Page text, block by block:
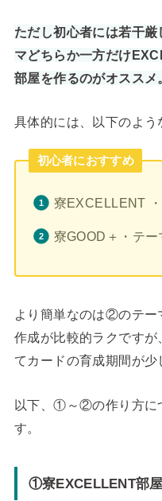
ただし初心者には若干
マどちらか一方だけ
部屋を作るのがオススメ
具体的には、以下のよう
初心者におすすめ
寮EXCELLENT
寮GOOD＋・テ
より簡単なのは②のテー
作成が比較的ラクです
てカードの育成期間が少
以下、①～②の作り方に
す。
①寮EXCELLENT部屋